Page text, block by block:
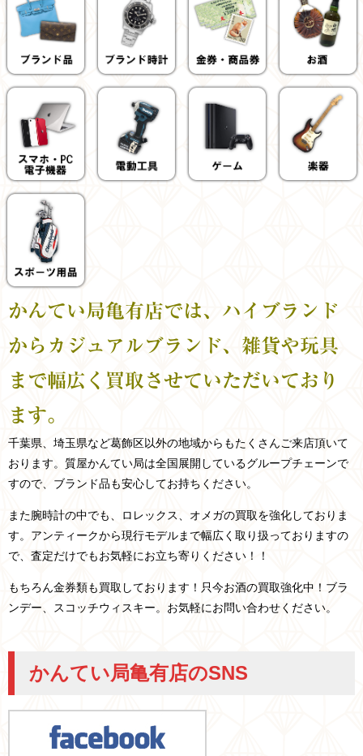
かんてい局亀有店では、ハイブランド
からカジュアルブランド、雑貨や玩具
まで幅広く買取させていただいており
ます。
千葉県、埼玉県など葛飾区以外の地域からもたくさんご来店頂いて
おります。 質屋かんてい局は全国展開しているグループチェーンで
すので、ブランド品も安心してお持ちください。
また腕時計の中でも、ロレックス、オメガの買取を強化しておりま
す。アンティークから現行モデルまで幅広く取り扱っておりますの
で、査定だけでもお気軽にお立ち寄りください！！
もちろん金券類も買取しております！只今お酒の買取強化中！ブラ
ンデー、スコッチウィスキー。お気軽にお問い合わせください。
かんてい局亀有店のSNS